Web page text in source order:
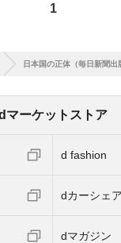
1
日本国の正体（毎日新聞出
マーケットストア
d fashion
dカーシェア
dマガジン